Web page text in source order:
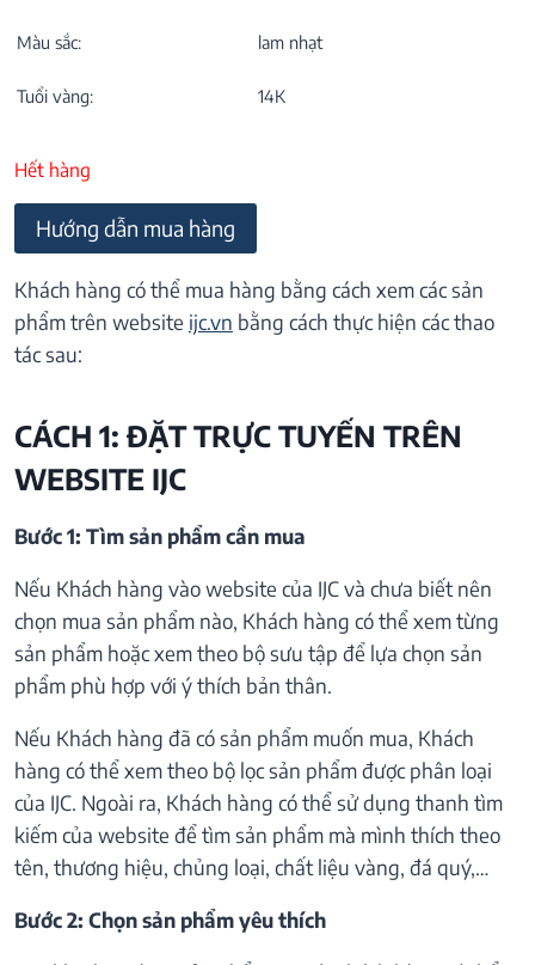
Màu sắc: lam nhạt
Tuổi vàng: 14K
Hết hàng
Hướng dẫn mua hàng
Khách hàng có thể mua hàng bằng cách xem các sản
phẩm trên website ijc.vn bằng cách thực hiện các thao
tác sau:
CÁCH 1: ĐẶT TRỰC TUYẾN TRÊN
WEBSITE IJC
Bước 1: Tìm sản phẩm cần mua
Nếu Khách hàng vào website của IJC và chưa biết nên
chọn mua sản phẩm nào, Khách hàng có thể xem từng
sản phẩm hoặc xem theo bộ sưu tập để lựa chọn sản
phẩm phù hợp với ý thích bản thân.
Nếu Khách hàng đã có sản phẩm muốn mua, Khách
hàng có thể xem theo bộ lọc sản phẩm được phân loại
của IJC. Ngoài ra, Khách hàng có thể sử dụng thanh tìm
kiếm của website để tìm sản phẩm mà mình thích theo
tên, thương hiệu, chủng loại, chất liệu vàng, đá quý,…
Bước 2: Chọn sản phẩm yêu thích